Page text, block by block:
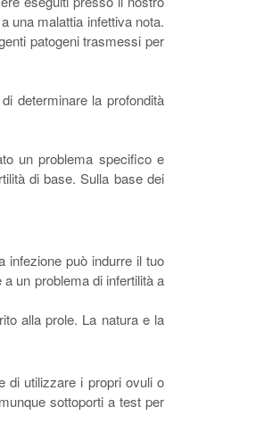
una malattia infettiva nota.
patogeni trasmessi per
determinare la profondità
un problema specifico e
di base. Sulla base dei
infezione può indurre il tuo
un problema di infertilità a
alla prole. La natura e la
di utilizzare i propri ovuli o
sottoporti a test per